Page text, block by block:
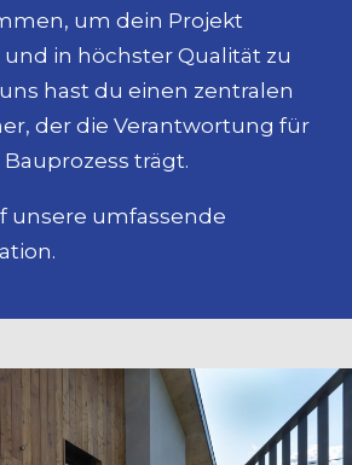
um dein Projekt
in höchster Qualität zu
hast du einen zentralen
der die Verantwortung für
trägt.
unsere umfassende